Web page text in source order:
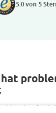
5.0 von 5